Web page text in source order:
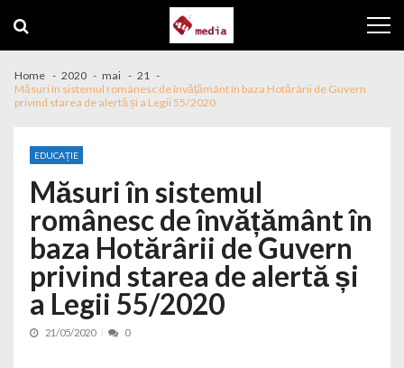
Home 2020 mai
21
Măsuri în sistemul românesc de învățământ în baza Hotărârii de Guvern
privind starea de alertă și a Legii 55/2020
EDUCAȚIE
Măsuri în sistemul
românesc de învățământ în
baza Hotărârii de Guvern
privind starea de alertă și
a Legii 55/2020
21/05/2020 0